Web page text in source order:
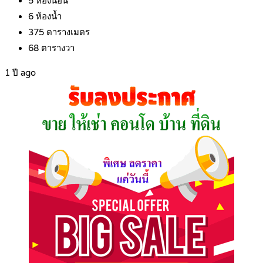
6 ห้องน้ำ
375 ตารางเมตร
68 ตารางวา
1 ปี ago